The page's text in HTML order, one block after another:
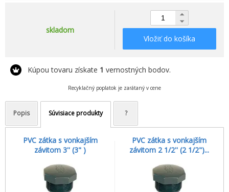
skladom
Vložiť do košíka
Kúpou tovaru získate 1 vernostných bodov.
Recyklačný poplatok je zarátaný v cene
Popis Súvisiace produkty ?
PVC zátka s vonkajším
závitom 3'' (3" )
PVC zátka s vonkajším
závitom 2 1/2'' (2 1/2")...